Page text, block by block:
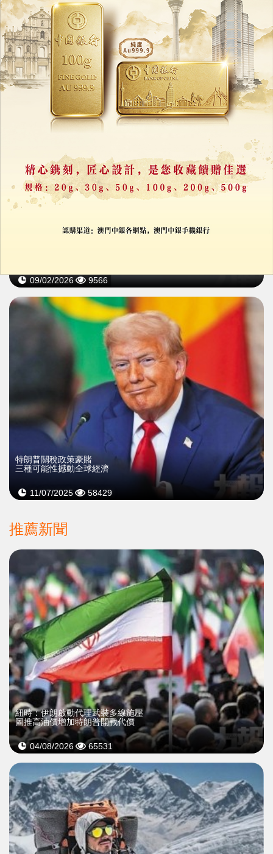
判決書揭趙薇前夫黃有龍澳洲豪賭
六天輸掉3.27億港元
09/07/2026 34310
09/02/2026 9566
特朗普關稅政策豪賭
三種可能性撼動全球經濟
11/07/2025 58429
推薦新聞
紐時：伊朗啟動代理武裝多線施壓
圖推高油價增加特朗普開戰代價
04/08/2026 65531